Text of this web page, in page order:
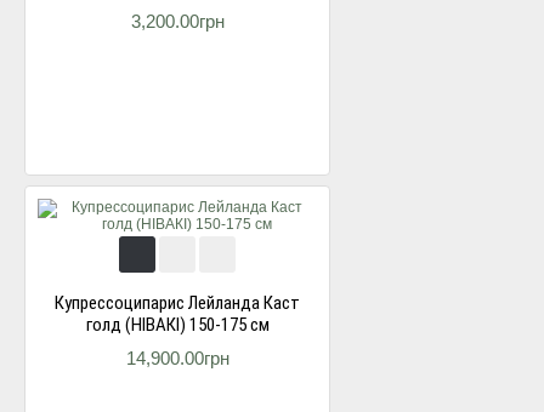
3,200.00грн
Купресcоципарис Лейланда Каст
голд (НІВАКІ) 150-175 см
14,900.00грн